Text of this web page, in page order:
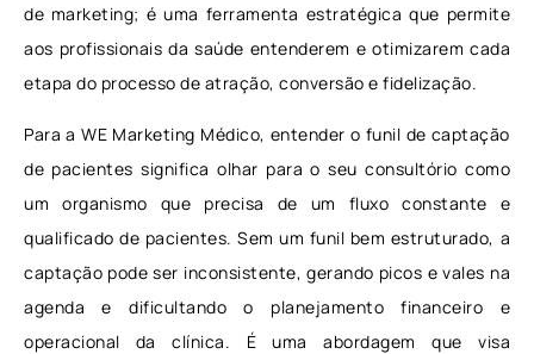
de marketing; é uma ferramenta estratégica que permite
aos profissionais da saúde entenderem e otimizarem cada
etapa do processo de atração, conversão e fidelização.
Para a WE Marketing Médico, entender o funil de captação
de pacientes significa olhar para o seu consultório como
um organismo que precisa de um fluxo constante e
qualificado de pacientes. Sem um funil bem estruturado, a
captação pode ser inconsistente, gerando picos e vales na
agenda e dificultando o planejamento financeiro e
operacional da clínica. É uma abordagem que visa